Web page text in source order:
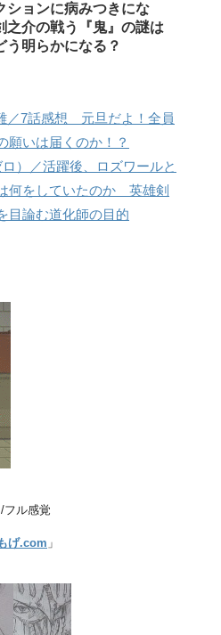
ションに病みつきにな
之介の戦う『鬼』の謎は
う明らかになる？
／7話感想 元旦だよ！全員
願いは届くのか！？
）／活躍後、ロズワールと
何をしていたのか 英雄剣
目論む道化師の目的
フル感覚
げ.com 」